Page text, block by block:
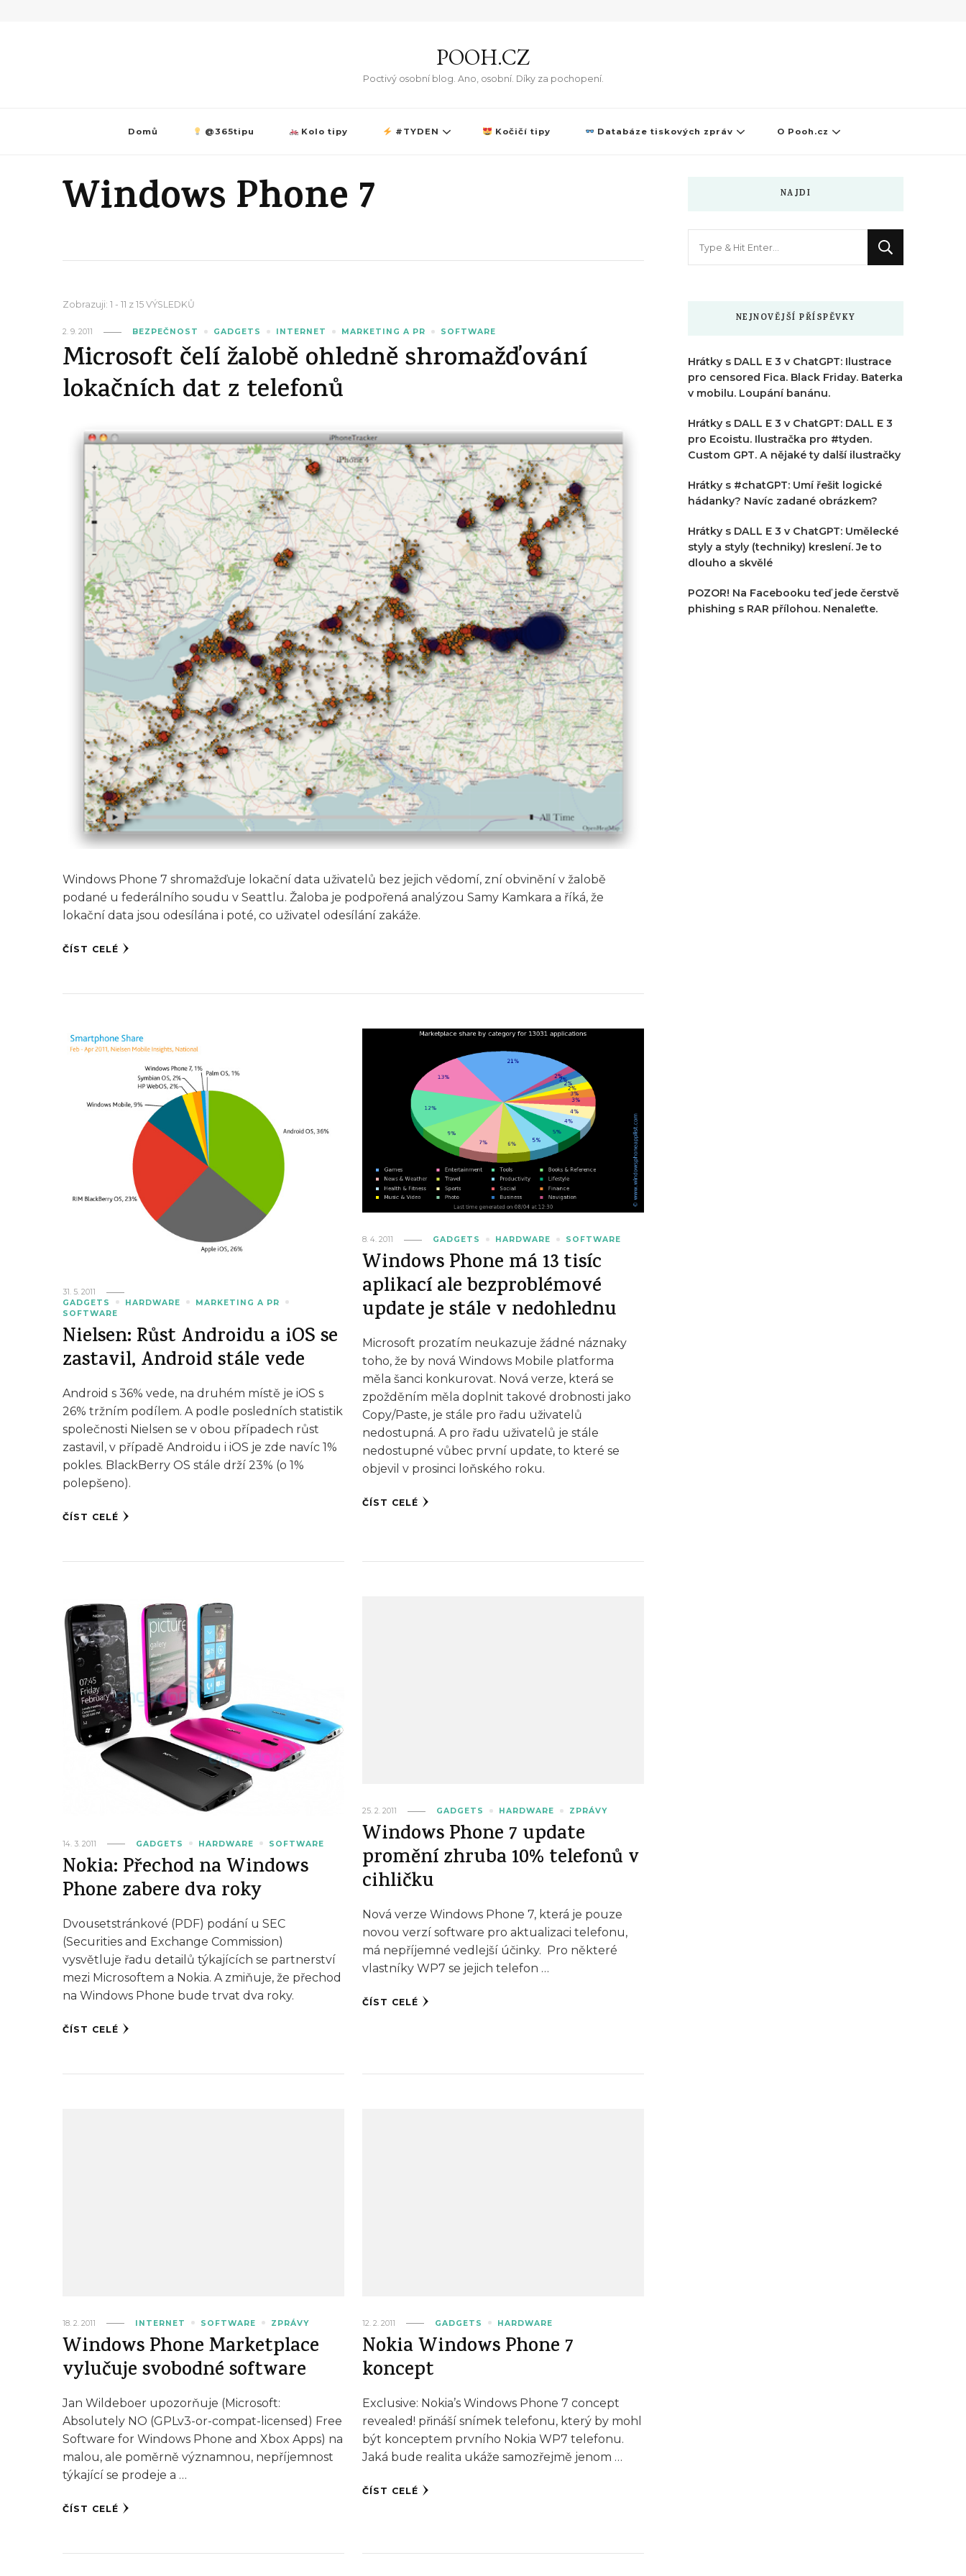
POOH.CZ
Poctivý osobní blog. Ano, osobní. Díky za pochopení.
Domů @365tipu Kolo tipy #TYDEN Kočičí tipy Databáze tiskových zpráv O Pooh.cz
Windows Phone 7
Zobrazuji: 1 - 11 z 15 VÝSLEDKŮ
2. 9. 2011 BEZPEČNOST GADGETS INTERNET MARKETING A PR SOFTWARE
Microsoft čelí žalobě ohledně shromažďování
lokačních dat z telefonů
Windows Phone 7 shromažďuje lokační data uživatelů bez jejich vědomí, zní obvinění v žalobě
podané u federálního soudu v Seattlu. Žaloba je podpořená analýzou Samy Kamkara a říká, že
lokační data jsou odesílána i poté, co uživatel odesílání zakáže.
ČÍST CELÉ
31. 5. 2011
GADGETS
HARDWARE
MARKETING A PR
SOFTWARE
Nielsen: Růst Androidu a iOS se
zastavil, Android stále vede
Android s 36% vede, na druhém místě je iOS s
26% tržním podílem. A podle posledních statistik
společnosti Nielsen se v obou případech růst
zastavil, v případě Androidu i iOS je zde navíc 1%
pokles. BlackBerry OS stále drží 23% (o 1%
polepšeno).
ČÍST CELÉ
8. 4. 2011 GADGETS HARDWARE SOFTWARE
Windows Phone má 13 tisíc
aplikací ale bezproblémové
update je stále v nedohlednu
Microsoft prozatím neukazuje žádné náznaky
toho, že by nová Windows Mobile platforma
měla šanci konkurovat. Nová verze, která se
zpožděním měla doplnit takové drobnosti jako
Copy/Paste, je stále pro řadu uživatelů
nedostupná. A pro řadu uživatelů je stále
nedostupné vůbec první update, to které se
objevil v prosinci loňského roku.
ČÍST CELÉ
14. 3. 2011 GADGETS HARDWARE SOFTWARE
Nokia: Přechod na Windows
Phone zabere dva roky
Dvousetstránkové (PDF) podání u SEC
(Securities and Exchange Commission)
vysvětluje řadu detailů týkajících se partnerství
mezi Microsoftem a Nokia. A zmiňuje, že přechod
na Windows Phone bude trvat dva roky.
ČÍST CELÉ
25. 2. 2011 GADGETS HARDWARE ZPRÁVY
Windows Phone 7 update
promění zhruba 10% telefonů v
cihličku
Nová verze Windows Phone 7, která je pouze
novou verzí software pro aktualizaci telefonu,
má nepříjemné vedlejší účinky. Pro některé
vlastníky WP7 se jejich telefon …
ČÍST CELÉ
18. 2. 2011 INTERNET SOFTWARE ZPRÁVY
Windows Phone Marketplace
vylučuje svobodné software
Jan Wildeboer upozorňuje (Microsoft:
Absolutely NO (GPLv3-or-compat-licensed) Free
Software for Windows Phone and Xbox Apps) na
malou, ale poměrně významnou, nepříjemnost
týkající se prodeje a …
ČÍST CELÉ
12. 2. 2011 GADGETS HARDWARE
Nokia Windows Phone 7
koncept
Exclusive: Nokia’s Windows Phone 7 concept
revealed! přináší snímek telefonu, který by mohl
být konceptem prvního Nokia WP7 telefonu.
Jaká bude realita ukáže samozřejmě jenom …
ČÍST CELÉ
NAJDI
NEJNOVĚJŠÍ PŘÍSPĚVKY
Hrátky s DALL E 3 v ChatGPT: Ilustrace
pro censored Fica. Black Friday. Baterka
v mobilu. Loupání banánu.
Hrátky s DALL E 3 v ChatGPT: DALL E 3
pro Ecoistu. Ilustračka pro #tyden.
Custom GPT. A nějaké ty další ilustračky
Hrátky s #chatGPT: Umí řešit logické
hádanky? Navíc zadané obrázkem?
Hrátky s DALL E 3 v ChatGPT: Umělecké
styly a styly (techniky) kreslení. Je to
dlouho a skvělé
POZOR! Na Facebooku teď jede čerstvě
phishing s RAR přílohou. Nenaleťte.